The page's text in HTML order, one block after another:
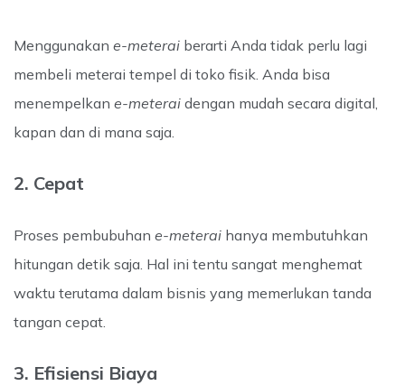
Menggunakan e-meterai berarti Anda tidak perlu lagi
membeli meterai tempel di toko fisik. Anda bisa
menempelkan e-meterai dengan mudah secara digital,
kapan dan di mana saja.
2. Cepat
Proses pembubuhan e-meterai hanya membutuhkan
hitungan detik saja. Hal ini tentu sangat menghemat
waktu terutama dalam bisnis yang memerlukan tanda
tangan cepat.
3. Efisiensi Biaya